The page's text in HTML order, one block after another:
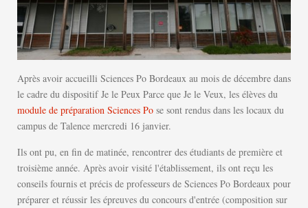
Après avoir accueilli Sciences Po Bordeaux au mois de décembre dans
le cadre du dispositif Je le Peux Parce que Je le Veux, les élèves du
module de préparation Sciences Po se sont rendus dans les locaux du
campus de Talence mercredi 16 janvier.
Ils ont pu, en fin de matinée, rencontrer des étudiants de première et
troisième année. Après avoir visité l'établissement, ils ont reçu les
conseils fournis et précis de professeurs de Sciences Po Bordeaux pour
préparer et réussir les épreuves du concours d'entrée (composition sur